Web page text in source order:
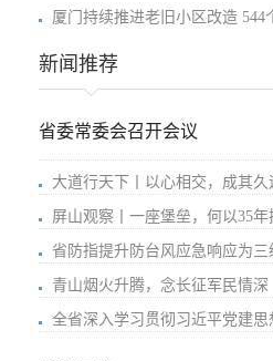
厦门持续推进老旧小区改造 544
新闻推荐
省委常委会召开会议
大道行天下丨以心相交，成其
屏山观察丨一座堡垒，何以35年
省防指提升防台风应急响应为三
青山烟火升腾，念长征军民情深
全省深入学习贯彻习近平党建